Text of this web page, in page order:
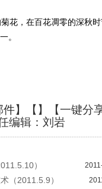
花，在百花凋零的深秋
。
件】【 】
【一键分
编辑：刘岩
）
（2011.5.9）